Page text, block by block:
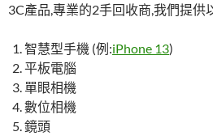
3C產品,專業的2手回收商,我們提供
智慧型手機 (例:iPhone 13)
平板電腦
單眼相機
數位相機
鏡頭